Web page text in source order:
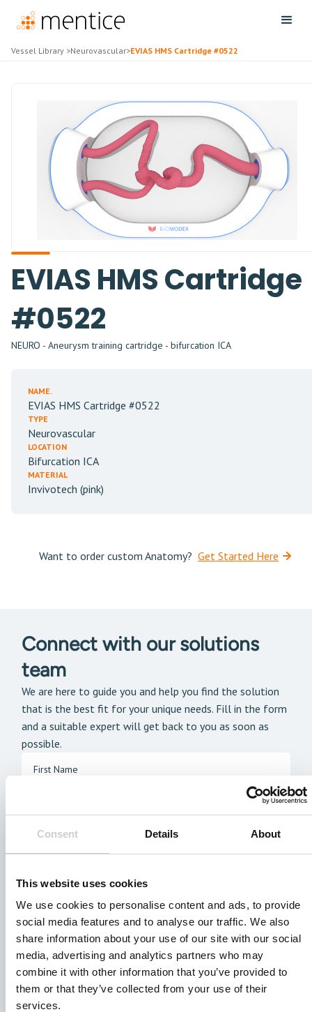
Consent Details About
This website uses cookies
We use cookies to personalise content and ads, to provide
social media features and to analyse our traffic. We also
share information about your use of our site with our social
media, advertising and analytics partners who may
combine it with other information that you’ve provided to
them or that they’ve collected from your use of their
services.
Vessel Library >Neurovascular>EVIAS HMS Cartridge #0522
EVIAS HMS Cartridge
#0522
NEURO - Aneurysm training cartridge - bifurcation ICA
NAME.
EVIAS HMS Cartridge #0522
TYPE
Neurovascular
LOCATION
Bifurcation ICA
MATERIAL
Invivotech (pink)
Want to order custom Anatomy? Get Started Here
Connect with our solutions
team
We are here to guide you and help you find the solution
that is the best fit for your unique needs. Fill in the form
and a suitable expert will get back to you as soon as
possible.